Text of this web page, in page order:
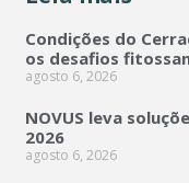
Condições do
os desafios
agosto 6, 2026
NOVUS leva
2026
agosto 6, 2026